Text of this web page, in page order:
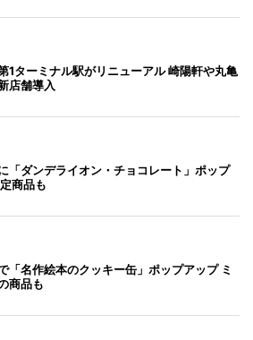
1ターミナル駅がリニューアル 崎陽軒や丸亀
店舗導入
「ダンデライオン・チョコレート」ポップ
商品も
「名作絵本のクッキー缶」ポップアップ ミ
商品も